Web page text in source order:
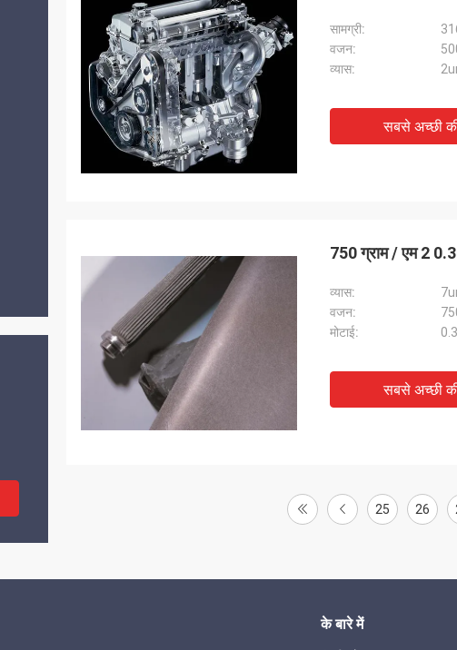
सामग्री:
वजन:
व्यास:
सबसे अच्छी
750 ग्राम / एम 2
व्यास:
वजन:
मोटाई:
सबसे अच्छी
25 26
के बारे में